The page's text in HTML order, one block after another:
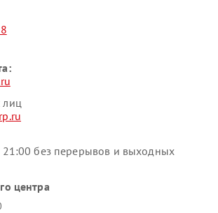
лиц
без перерывов и выходных
центра